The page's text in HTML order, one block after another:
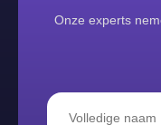
Onze experts